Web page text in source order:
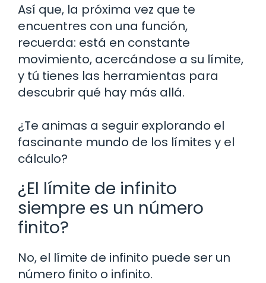
Así que, la próxima vez que te
encuentres con una función,
recuerda: está en constante
movimiento, acercándose a su límite,
y tú tienes las herramientas para
descubrir qué hay más allá.
¿Te animas a seguir explorando el
fascinante mundo de los límites y el
cálculo?
¿El límite de infinito
siempre es un número
finito?
No, el límite de infinito puede ser un
número finito o infinito.